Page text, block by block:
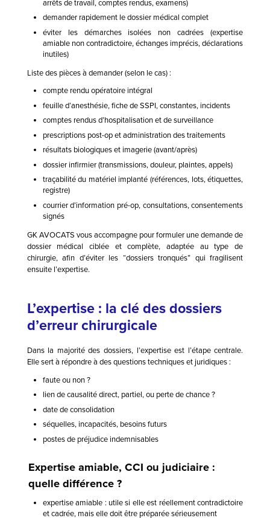
arrêts de travail, comptes rendus, examens)
demander rapidement le dossier médical complet
éviter les démarches isolées non cadrées (expertise
amiable non contradictoire, échanges imprécis, déclarations
inutiles)
Liste des pièces à demander (selon le cas) :
compte rendu opératoire intégral
feuille d’anesthésie, fiche de SSPI, constantes, incidents
comptes rendus d’hospitalisation et de surveillance
prescriptions post-op et administration des traitements
résultats biologiques et imagerie (avant/après)
dossier infirmier (transmissions, douleur, plaintes, appels)
traçabilité du matériel implanté (références, lots, étiquettes,
registre)
courrier d’information pré-op, consultations, consentements
signés
GK AVOCATS vous accompagne pour formuler une demande de
dossier médical ciblée et complète, adaptée au type de
chirurgie, afin d’éviter les “dossiers tronqués” qui fragilisent
ensuite l’expertise.
L’expertise : la clé des dossiers
d’erreur chirurgicale
Dans la majorité des dossiers, l’expertise est l’étape centrale.
Elle sert à répondre à des questions techniques et juridiques :
faute ou non ?
lien de causalité direct, partiel, ou perte de chance ?
date de consolidation
séquelles, incapacités, besoins futurs
postes de préjudice indemnisables
Expertise amiable, CCI ou judiciaire :
quelle différence ?
expertise amiable : utile si elle est réellement contradictoire
et cadrée, mais elle doit être préparée sérieusement